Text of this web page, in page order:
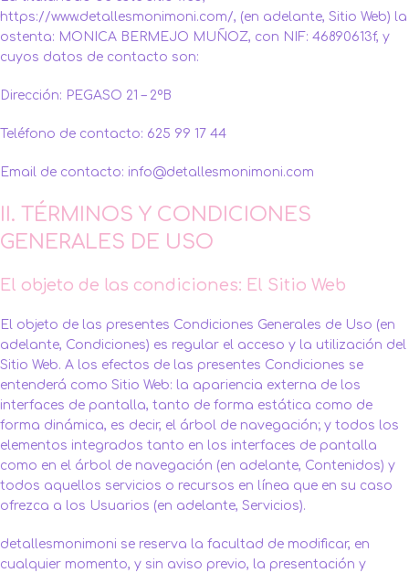
https://www.detallesmonimoni.com/, (en adelante, Sitio Web) la
ostenta: MONICA BERMEJO MUÑOZ, con NIF: 46890613f, y
cuyos datos de contacto son:
Dirección: PEGASO 21 – 2ºB
Teléfono de contacto: 625 99 17 44
Email de contacto: info@detallesmonimoni.com
II. TÉRMINOS Y CONDICIONES
GENERALES DE USO
El objeto de las condiciones: El Sitio Web
El objeto de las presentes Condiciones Generales de Uso (en
adelante, Condiciones) es regular el acceso y la utilización del
Sitio Web. A los efectos de las presentes Condiciones se
entenderá como Sitio Web: la apariencia externa de los
interfaces de pantalla, tanto de forma estática como de
forma dinámica, es decir, el árbol de navegación; y todos los
elementos integrados tanto en los interfaces de pantalla
como en el árbol de navegación (en adelante, Contenidos) y
todos aquellos servicios o recursos en línea que en su caso
ofrezca a los Usuarios (en adelante, Servicios).
detallesmonimoni se reserva la facultad de modificar, en
cualquier momento, y sin aviso previo, la presentación y